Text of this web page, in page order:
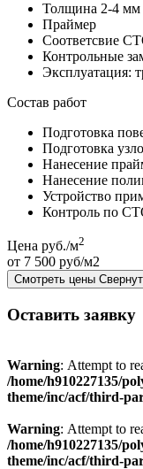
Толщина 2-4 мм
Праймер
Соответсвие
Контрольные
Эксплуатация:
Состав работ
Подготовка
Подготовка
Нанесение
Нанесение
Устройство
Контроль по
Цена руб./м2
от 7 500 руб/м2
Смотреть цены
Оставить заявку
Warning : Attempt to
/home/h910227135/
theme/inc/acf/third-
Warning : Attempt to
/home/h910227135/
theme/inc/acf/third-